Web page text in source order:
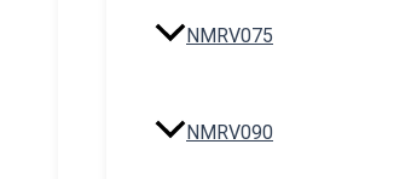
NMRV075
NMRV090